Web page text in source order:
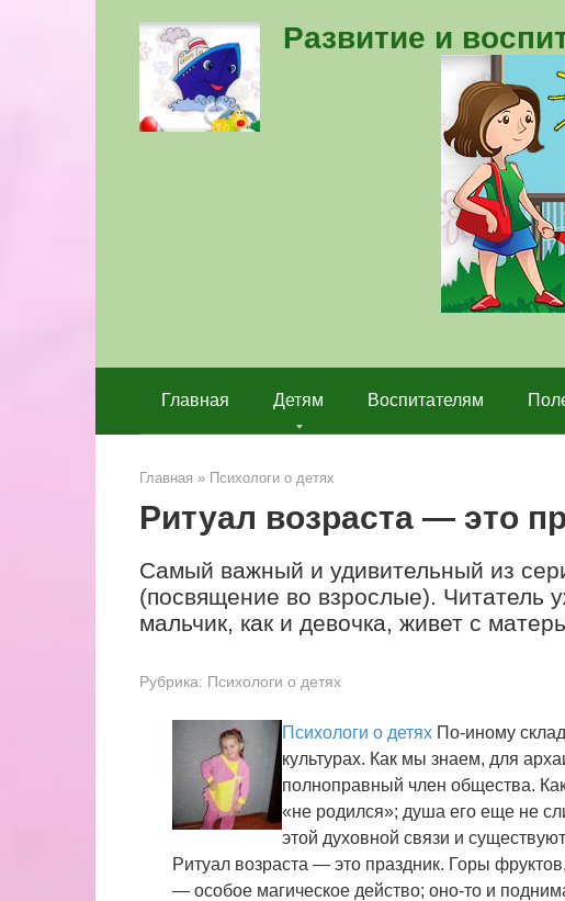
Развитие и
Главная Детям Воспитателям
Главная » Психологи о детях
Ритуал возраста — это
Самый важный и удивительный из
(посвящение во взрослые). Читатель
мальчик, как и девочка, живет с
Рубрика: Психологи о детях
Психологи о детях По-иному
культурах. Как мы знаем, для
полноправный член общества.
«не родился»; душа его еще не
этой духовной связи и
Ритуал возраста — это праздник. Горы
— особое магическое действо; оно-то и